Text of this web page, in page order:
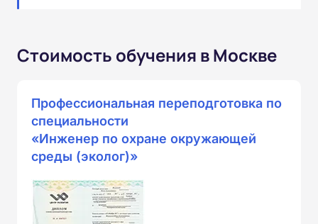
Стоимость обучения в Москве
Профессиональная переподготовка по
специальности
«Инженер по охране окружающей
среды (эколог)»